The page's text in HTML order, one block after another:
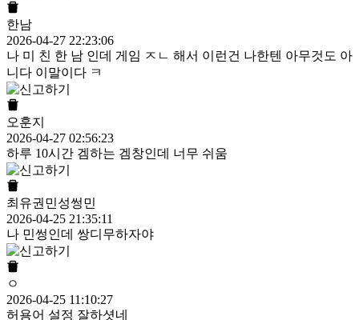
한남
2026-04-27 22:23:06
나 미 친 한 남 인데 게임 ㅈㄴ 해서 이런건 나한텐 아무것도 아
니다 이말이다 ㅋ
오훈지
2026-04-27 02:56:23
하루 10시간 겜하는 겜창인데 너무 쉬움
최유권민성썽민
2026-04-25 21:35:11
나 민썽인데 쌍디무하자야
ㅇ
2026-04-25 11:10:27
허용어 설정 잘하셧네